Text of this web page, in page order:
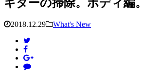
ギターの掃除。ボディ編。
2018.12.29 What's New